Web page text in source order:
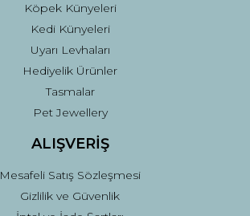
Köpek Künyeleri
Kedi Künyeleri
Uyarı Levhaları
Hediyelik Ürünler
Tasmalar
Pet Jewellery
ALIŞVERİŞ
Mesafeli Satış Sözleşmesi
Gizlilik ve Güvenlik